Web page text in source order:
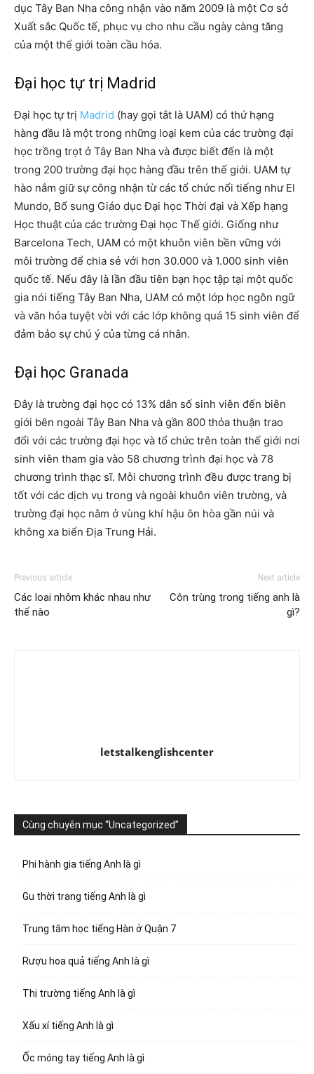
dục Tây Ban Nha công nhận vào năm 2009 là một Cơ sở
Xuất sắc Quốc tế, phục vụ cho nhu cầu ngày càng tăng
của một thế giới toàn cầu hóa.
Đại học tự trị Madrid
Đại học tự trị Madrid (hay gọi tắt là UAM) có thứ hạng
hàng đầu là một trong những loại kem của các trường đại
học trồng trọt ở Tây Ban Nha và được biết đến là một
trong 200 trường đại học hàng đầu trên thế giới. UAM tự
hào nắm giữ sự công nhận từ các tổ chức nổi tiếng như El
Mundo, Bổ sung Giáo dục Đại học Thời đại và Xếp hạng
Học thuật của các trường Đại học Thế giới. Giống như
Barcelona Tech, UAM có một khuôn viên bền vững với
môi trường để chia sẻ với hơn 30.000 và 1.000 sinh viên
quốc tế. Nếu đây là lần đầu tiên bạn học tập tại một quốc
gia nói tiếng Tây Ban Nha, UAM có một lớp học ngôn ngữ
và văn hóa tuyệt vời với các lớp không quá 15 sinh viên để
đảm bảo sự chú ý của từng cá nhân.
Đại học Granada
Đây là trường đại học có 13% dân số sinh viên đến biên
giới bên ngoài Tây Ban Nha và gần 800 thỏa thuận trao
đổi với các trường đại học và tổ chức trên toàn thế giới nơi
sinh viên tham gia vào 58 chương trình đại học và 78
chương trình thạc sĩ. Mỗi chương trình đều được trang bị
tốt với các dịch vụ trong và ngoài khuôn viên trường, và
trường đại học nằm ở vùng khí hậu ôn hòa gần núi và
không xa biển Địa Trung Hải.
Previous article
Các loại nhôm khác nhau như
thế nào
Next article
Côn trùng trong tiếng anh là
gì?
letstalkenglishcenter
Cùng chuyên mục “Uncategorized”
Phi hành gia tiếng Anh là gì
Gu thời trang tiếng Anh là gì
Trung tâm học tiếng Hàn ở Quận 7
Rượu hoa quả tiếng Anh là gì
Thị trường tiếng Anh là gì
Xấu xí tiếng Anh là gì
Ốc móng tay tiếng Anh là gì